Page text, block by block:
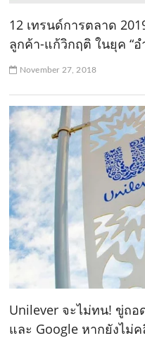
12 เทรนด์การตลาด
ลูกค้า-แก้วิกฤติ ในยุค “
November 27, 2018
Unilever จะไม่ทน! ขู่ถ
และ Google หากยังไม่